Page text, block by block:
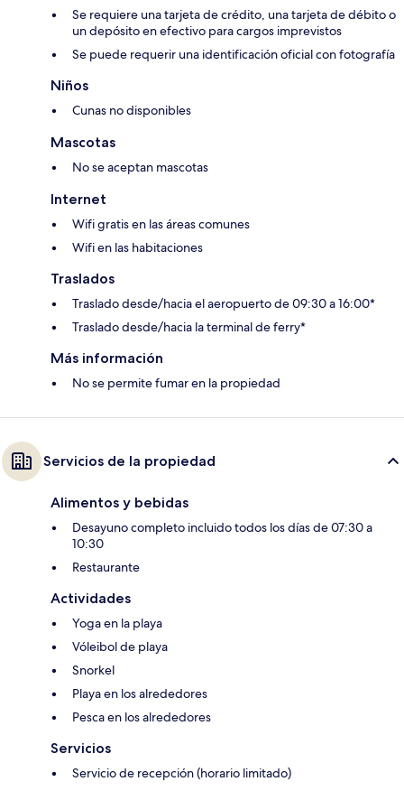
Se requiere una tarjeta de crédito, una tarjeta de débito o
un depósito en efectivo para cargos imprevistos
Se puede requerir una identificación oficial con fotografía
Niños
Cunas no disponibles
Mascotas
No se aceptan mascotas
Internet
Wifi gratis en las áreas comunes
Wifi en las habitaciones
Traslados
Traslado desde/hacia el aeropuerto de 09:30 a 16:00*
Traslado desde/hacia la terminal de ferry*
Más información
No se permite fumar en la propiedad
Servicios de la propiedad
Alimentos y bebidas
Desayuno completo incluido todos los días de 07:30 a
10:30
Restaurante
Actividades
Yoga en la playa
Vóleibol de playa
Snorkel
Playa en los alrededores
Pesca en los alrededores
Servicios
Servicio de recepción (horario limitado)